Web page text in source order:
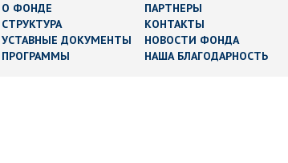
О ФОНДЕ
СТРУКТУРА
УСТАВНЫЕ ДОКУМЕНТЫ
ПРОГРАММЫ
ПАРТНЕРЫ
КОНТАКТЫ
НОВОСТИ ФОНДА
НАША БЛАГОДАРНОСТЬ